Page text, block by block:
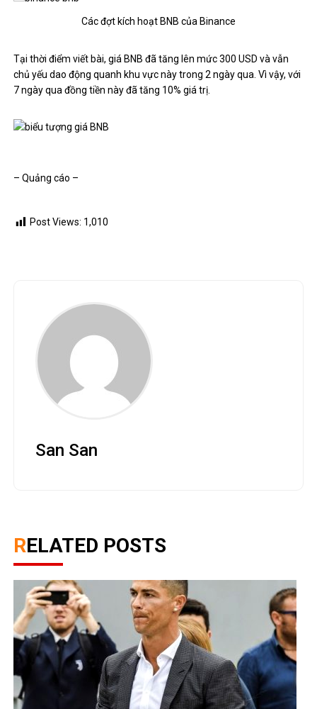
Các đợt kích hoạt BNB của Binance
Tại thời điểm viết bài, giá BNB đã tăng lên mức 300 USD và vẫn
chủ yếu dao động quanh khu vực này trong 2 ngày qua. Vì vậy, với
7 ngày qua đồng tiền này đã tăng 10% giá trị.
– Quảng cáo –
Post Views: 1,010
San San
RELATED POSTS